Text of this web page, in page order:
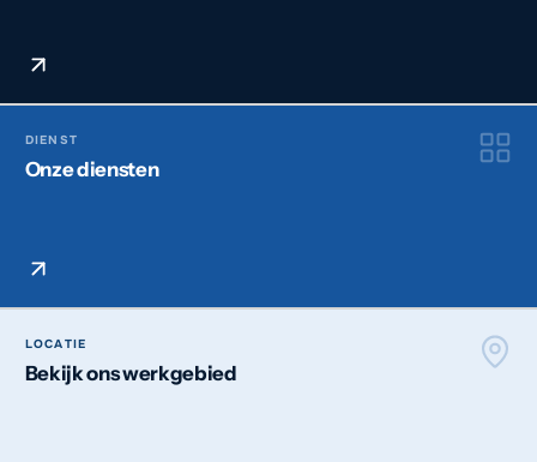
DIENST
Onze diensten
LOCATIE
Bekijk ons werkgebied